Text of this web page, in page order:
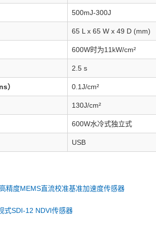
500mJ-300J
65 L x 65 W x 49 D (mm)
600W时为11kW/cm²
2.5 s
） 0.1J/cm²
130J/cm²
600W水冷式独立式
USB
精度MEMS直流校准基准加速度传感器
式SDI-12 NDVI传感器